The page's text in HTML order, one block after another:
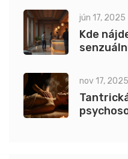
jún 17, 2025
Kde
nov 17, 2025